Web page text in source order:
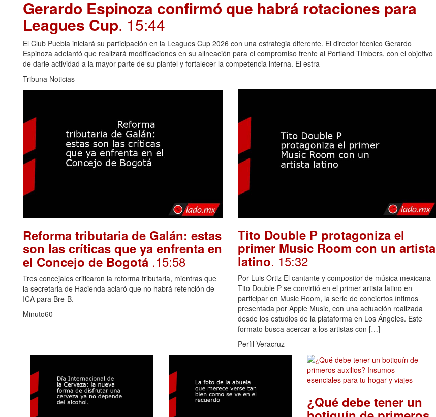
Gerardo Espinoza confirmó que habrá rotaciones para
Leagues Cup. 15:44
El Club Puebla iniciará su participación en la Leagues Cup 2026 con una estrategia diferente. El director técnico Gerardo
Espinoza adelantó que realizará modificaciones en su alineación para el compromiso frente al Portland Timbers, con el objetivo
de darle actividad a la mayor parte de su plantel y fortalecer la competencia interna. El estra
Tribuna Noticias
Reforma tributaria de Galán: estas
son las críticas que ya enfrenta en
el Concejo de Bogotá .15:58
Tres concejales criticaron la reforma tributaria, mientras que
la secretaria de Hacienda aclaró que no habrá retención de
ICA para Bre-B.
Minuto60
Tito Double P protagoniza el
primer Music Room con un artista
latino. 15:32
Por Luis Ortiz El cantante y compositor de música mexicana
Tito Double P se convirtió en el primer artista latino en
participar en Music Room, la serie de conciertos íntimos
presentada por Apple Music, con una actuación realizada
desde los estudios de la plataforma en Los Ángeles. Este
formato busca acercar a los artistas con […]
Perfil Veracruz
¿Qué debe tener un